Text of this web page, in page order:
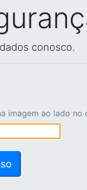
conosco.
imagem ao lado no